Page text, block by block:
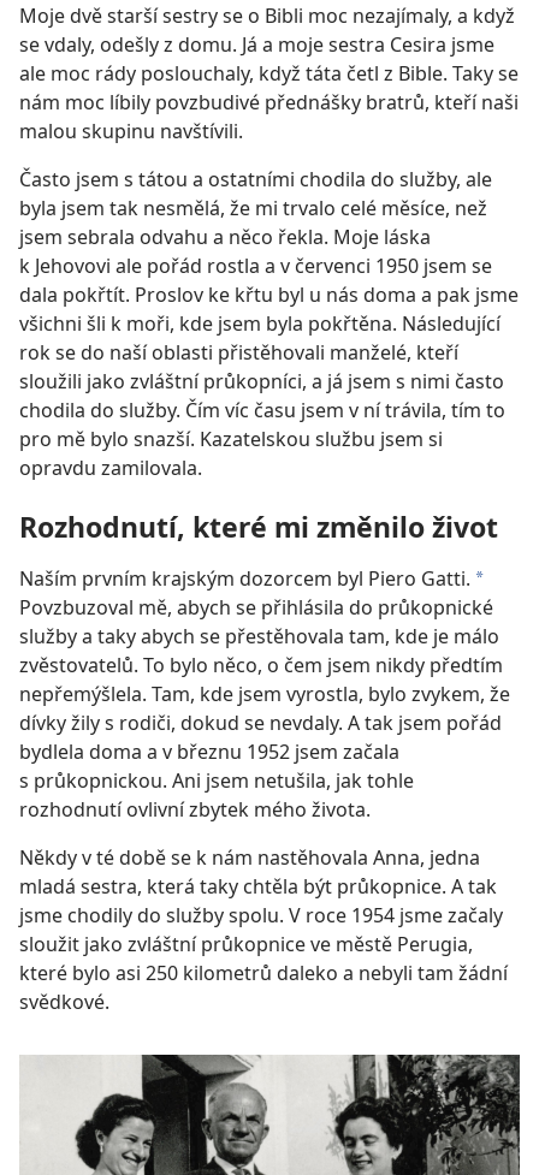
Moje dvě starší sestry se o Bibli moc nezajímaly, a když
se vdaly, odešly z domu. Já a moje sestra Cesira jsme
ale moc rády poslouchaly, když táta četl z Bible. Taky se
nám moc líbily povzbudivé přednášky bratrů, kteří naši
malou skupinu navštívili.
Často jsem s tátou a ostatními chodila do služby, ale
byla jsem tak nesmělá, že mi trvalo celé měsíce, než
jsem sebrala odvahu a něco řekla. Moje láska
k Jehovovi ale pořád rostla a v červenci 1950 jsem se
dala pokřtít. Proslov ke křtu byl u nás doma a pak jsme
všichni šli k moři, kde jsem byla pokřtěna. Následující
rok se do naší oblasti přistěhovali manželé, kteří
sloužili jako zvláštní průkopníci, a já jsem s nimi často
chodila do služby. Čím víc času jsem v ní trávila, tím to
pro mě bylo snazší. Kazatelskou službu jsem si
opravdu zamilovala.
Rozhodnutí, které mi změnilo život
Naším prvním krajským dozorcem byl Piero Gatti. a
Povzbuzoval mě, abych se přihlásila do průkopnické
služby a taky abych se přestěhovala tam, kde je málo
zvěstovatelů. To bylo něco, o čem jsem nikdy předtím
nepřemýšlela. Tam, kde jsem vyrostla, bylo zvykem, že
dívky žily s rodiči, dokud se nevdaly. A tak jsem pořád
bydlela doma a v březnu 1952 jsem začala
s průkopnickou. Ani jsem netušila, jak tohle
rozhodnutí ovlivní zbytek mého života.
Někdy v té době se k nám nastěhovala Anna, jedna
mladá sestra, která taky chtěla být průkopnice. A tak
jsme chodily do služby spolu. V roce 1954 jsme začaly
sloužit jako zvláštní průkopnice ve městě Perugia,
které bylo asi 250 kilometrů daleko a nebyli tam žádní
svědkové.